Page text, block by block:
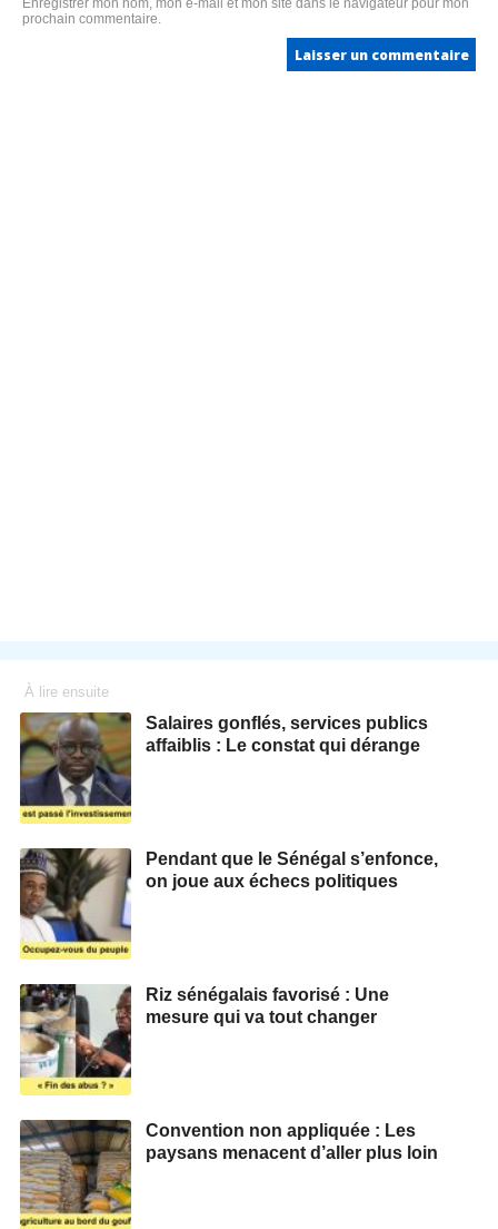
Enregistrer mon nom, mon e-mail et mon site dans le navigateur pour mon
prochain commentaire.
À lire ensuite
Salaires gonflés, services publics
affaiblis : Le constat qui dérange
Pendant que le Sénégal s’enfonce,
on joue aux échecs politiques
Riz sénégalais favorisé : Une
mesure qui va tout changer
Convention non appliquée : Les
paysans menacent d’aller plus loin